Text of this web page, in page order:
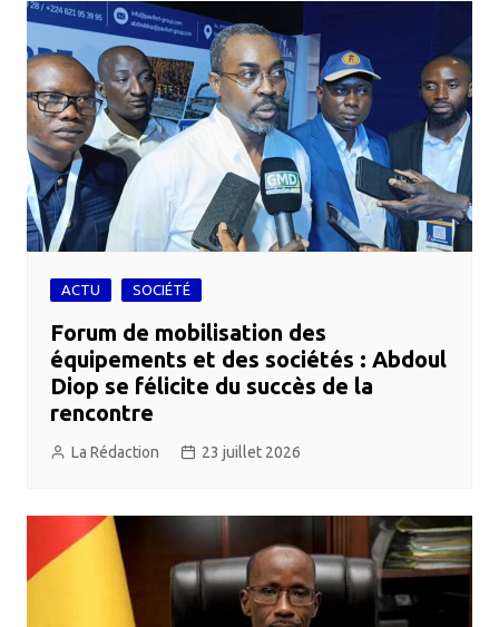
ACTU SOCIÉTÉ
Forum de mobilisation des
équipements et des sociétés : Abdoul
Diop se félicite du succès de la
rencontre
La Rédaction 23 juillet 2026